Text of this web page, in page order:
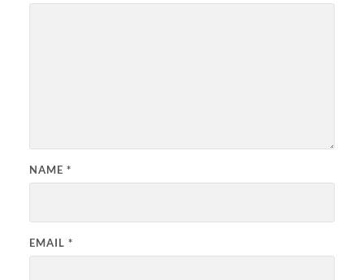
NAME *
EMAIL *